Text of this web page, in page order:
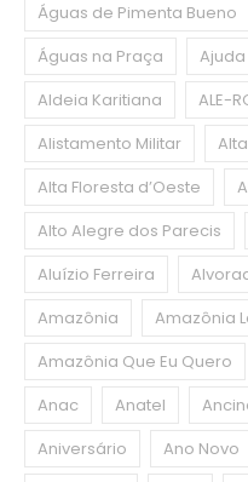
Águas de Pimenta Bueno
Águas na Praça
Aldeia Karitiana
ALE-
Alistamento Militar
Alta Floresta d’Oeste
Alto Alegre dos Parecis
Aluízio Ferreira
Amazônia
Amazônia
Amazônia Que Eu Quero
Anac
Anatel
Aniversário
Ano Novo